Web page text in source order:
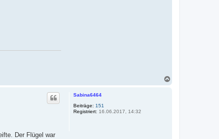
Sabina6464
Beiträge: 151
Registriert: 16.06.2017, 14:32
Der Flügel war